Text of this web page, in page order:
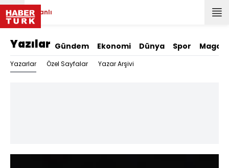
Canlı
Yazılar Gündem Ekonomi Dünya Spor
Yazarlar Özel Sayfalar Yazar Arşivi